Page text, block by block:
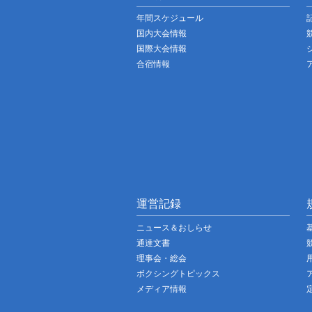
年間スケジュール
国内大会情報
国際大会情報
合宿情報
運営記録
ニュース＆おしらせ
通達文書
理事会・総会
ボクシングトピックス
メディア情報